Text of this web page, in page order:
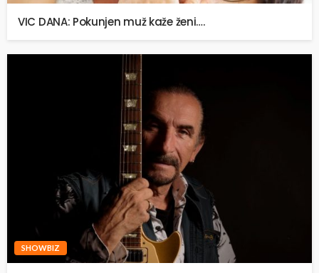
VIC DANA: Pokunjen muž kaže ženi….
SHOWBIZ